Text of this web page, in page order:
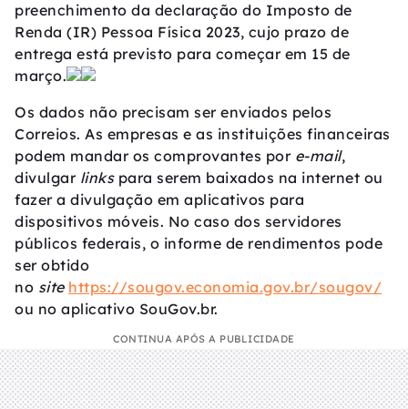
preenchimento da declaração do Imposto de
Renda (IR) Pessoa Física 2023, cujo prazo de
entrega está previsto para começar em 15 de
março.
Os dados não precisam ser enviados pelos
Correios. As empresas e as instituições financeiras
podem mandar os comprovantes por e-mail,
divulgar linkspara serem baixados na internet ou
fazer a divulgação em aplicativos para
dispositivos móveis. No caso dos servidores
públicos federais, o informe de rendimentos pode
ser obtido
no site https://sougov.economia.gov.br/sougov/
ou no aplicativo SouGov.br.
CONTINUA APÓS A PUBLICIDADE